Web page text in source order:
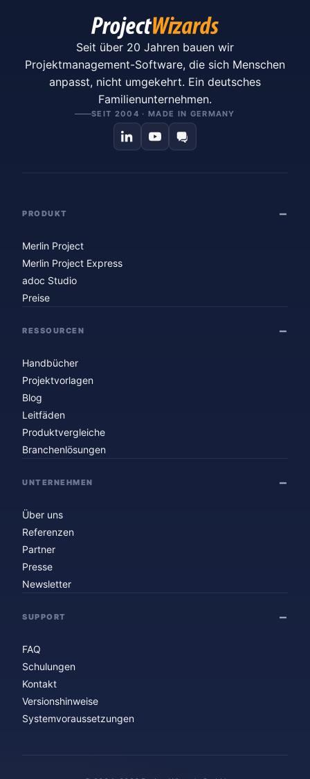
Seit über 20 Jahren bauen wir
Projektmanagement-Software, die sich Menschen
anpasst, nicht umgekehrt. Ein deutsches
Familienunternehmen.
SEIT 2004 · MADE IN GERMANY
PRODUKT
Merlin Project
Merlin Project Express
adoc Studio
Preise
RESSOURCEN
Handbücher
Projektvorlagen
Blog
Leitfäden
Produktvergleiche
Branchenlösungen
UNTERNEHMEN
Über uns
Referenzen
Partner
Presse
Newsletter
SUPPORT
FAQ
Schulungen
Kontakt
Versionshinweise
Systemvoraussetzungen